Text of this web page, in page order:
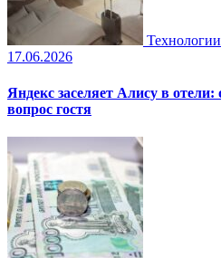
Технологии
17.06.2026
Яндекс заселяет Алису в
вопрос гостя